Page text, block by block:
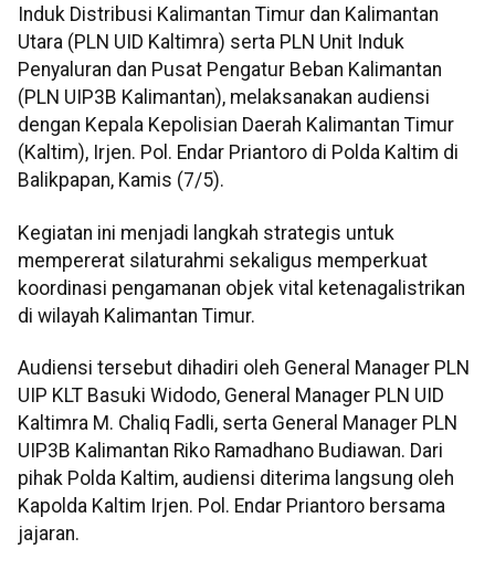
Induk Distribusi Kalimantan Timur dan Kalimantan
Utara (PLN UID Kaltimra) serta PLN Unit Induk
Penyaluran dan Pusat Pengatur Beban Kalimantan
(PLN UIP3B Kalimantan), melaksanakan audiensi
dengan Kepala Kepolisian Daerah Kalimantan Timur
(Kaltim), Irjen. Pol. Endar Priantoro di Polda Kaltim di
Balikpapan, Kamis (7/5).
Kegiatan ini menjadi langkah strategis untuk
mempererat silaturahmi sekaligus memperkuat
koordinasi pengamanan objek vital ketenagalistrikan
di wilayah Kalimantan Timur.
Audiensi tersebut dihadiri oleh General Manager PLN
UIP KLT Basuki Widodo, General Manager PLN UID
Kaltimra M. Chaliq Fadli, serta General Manager PLN
UIP3B Kalimantan Riko Ramadhano Budiawan. Dari
pihak Polda Kaltim, audiensi diterima langsung oleh
Kapolda Kaltim Irjen. Pol. Endar Priantoro bersama
jajaran.